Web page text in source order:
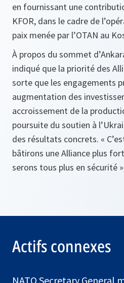
en fournissant une
KFOR, dans le cadre de
paix menée par l’OTAN au
À propos du sommet
indiqué que la priorité des
sorte que les engagements
augmentation des
accroissement de la
poursuite du soutien à
des résultats concrets. «
bâtirons une Alliance plus
serons tous plus en sécurité
Actifs connexes
NATO Secretary General